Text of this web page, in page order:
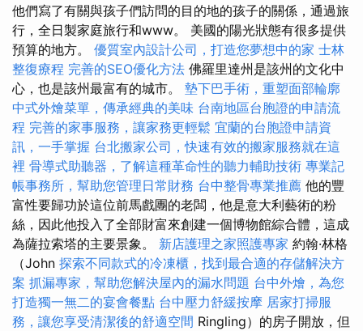
他們寫了有關與孩子們訪問的目的地的孩子的關係，通過旅
行，全日製家庭旅行和www。 美國的陽光狀態有很多提供
預算的地方。 優質室內設計公司，打造您夢想中的家 士林
整復療程 完善的SEO優化方法 佛羅里達州是該州的文化中
心，也是該州最富有的城市。 墊下巴手術，重塑面部輪廓
中式外燴菜單，傳承經典的美味 台南地區台胞證的申請流
程 完善的家事服務，讓家務更輕鬆 宜蘭的台胞證申請資
訊，一手掌握 台北搬家公司，快速有效的搬家服務就在這
裡 骨導式助聽器，了解這種革命性的聽力輔助技術 專業記
帳事務所，幫助您管理日常財務 台中整骨專業推薦 他的豐
富性要歸功於這位前馬戲團的老闆，他是意大利藝術的粉
絲，因此他投入了全部財富來創建一個博物館綜合體，這成
為薩拉索塔的主要景象。 新店護理之家照護專家 約翰·林格
（John 探索不同款式的冷凍櫃，找到最合適的存儲解決方
案 抓漏專家，幫助您解決屋內的漏水問題 台中外燴，為您
打造獨一無二的宴會餐點 台中壓力舒緩按摩 居家打掃服
務，讓您享受清潔後的舒適空間 Ringling）的房子開放，但